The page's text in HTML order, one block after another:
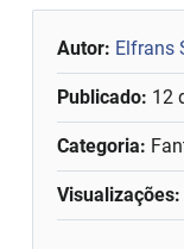
Autor: Elfrans
Publicado: 12
Categoria:
Visualizações: